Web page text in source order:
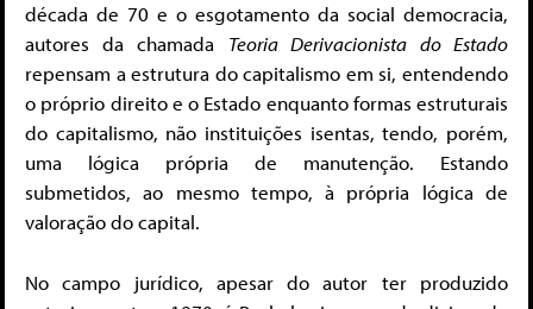
década de 70 e o esgotamento da social democracia,
autores da chamada Teoria Derivacionista do Estado
repensam a estrutura do capitalismo em si, entendendo
o próprio direito e o Estado enquanto formas estruturais
do capitalismo, não instituições isentas, tendo, porém,
uma lógica própria de manutenção. Estando
submetidos, ao mesmo tempo, à própria lógica de
valoração do capital.
No campo jurídico, apesar do autor ter produzido